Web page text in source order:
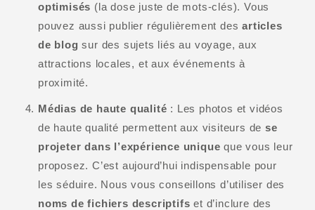
optimisés (la dose juste de mots-clés). Vous
pouvez aussi publier régulièrement desarticles
de blogsur des sujets liés au voyage, aux
attractions locales, et aux événements à
proximité.
Médias de haute qualité : Les photos et vidéos
de haute qualité permettent aux visiteurs de se
projeter dans l’expérience uniqueque vous leur
proposez. C’est aujourd’hui indispensable pour
les séduire. Nous vous conseillons d’utiliser des
noms de fichiers descriptifs et d’inclure des